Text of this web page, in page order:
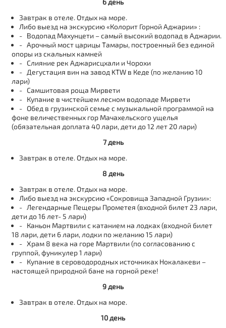
Завтрак в отеле. Отдых на море.
Либо выезд на экскурсию «Колорит Горной Аджарии» :
- Водопад Махунцети – самый высокий водопад в Аджарии.
- Арочный мост царицы Тамары, построенный без единой
опоры из скальных камней
- Слияние рек Аджарисцхали и Чорохи
- Дегустация вин на завод KTW в Кеде (по желанию 10
лари)
- Самшитовая роща Мирвети
- Купание в чистейшем лесном водопаде Мирвети
- Обед в грузинской семье с музыкальной программой на
фоне величественных гор Мачахельского ущелья
(обязательная доплата 40 лари, дети до 12 лет 20 лари)
7 день
Завтрак в отеле. Отдых на море.
8 день
Завтрак в отеле. Отдых на море.
Либо выезд на экскурсию «Сокровища Западной Грузии»:
- Легендарные Пещеры Прометея (входной билет 23 лари,
дети до 16 лет- 5 лари)
- Каньон Мартвили с катанием на лодках (входной билет
18 лари, дети 6 лари, лодки по желанию 15 лари)
- Храм 8 века на горе Мартвили (по согласованию с
группой, фуникулер 1 лари)
- Купание в сероводородных источниках Нокалакеви –
настоящей природной бане на горной реке!
9 день
Завтрак в отеле. Отдых на море.
10 день